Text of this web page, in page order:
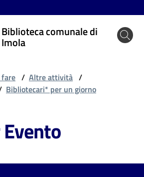
Biblioteca comunale di
Imola
fare / Altre attività /
Bibliotecari* per un giorno